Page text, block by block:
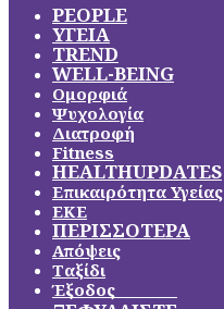
PEOPLE
ΥΓΕΙΑ
TREND
WELL-BEING
Ομορφιά
Ψυχολογία
Διατροφή
Fitness
HEALTHUPDATES
Επικαιρότητα Υγείας
ΕΚΕ
ΠΕΡΙΣΣΟΤΕΡΑ
Απόψεις
Ταξίδι
Έξοδος